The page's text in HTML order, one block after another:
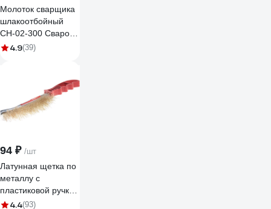
Молоток сварщика
шлакоотбойный
CH-02-300 Сварог
94946
4.9(39)
94 ₽ /шт
Латунная щетка по
металлу с
пластиковой ручкой
Кедр 203323
4.4(93)